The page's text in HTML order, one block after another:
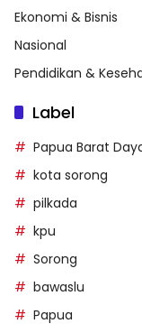
Ekonomi & Bisnis
Nasional
Pendidikan &
Label
Papua Barat
kota sorong
pilkada
kpu
Sorong
bawaslu
Papua